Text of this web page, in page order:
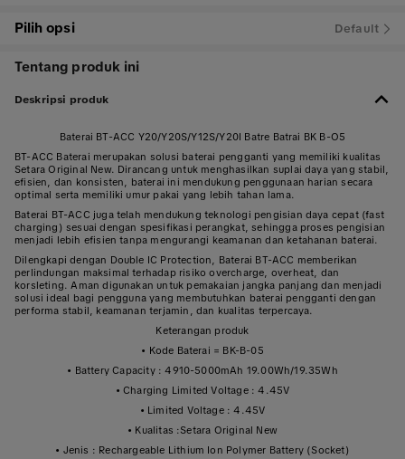
Pilih opsi Default
Tentang produk ini
Deskripsi produk
Baterai BT-ACC Y20/Y20S/Y12S/Y20I Batre Batrai BK B-O5
BT-ACC Baterai merupakan solusi baterai pengganti yang memiliki kualitas
Setara Original New. Dirancang untuk menghasilkan suplai daya yang stabil,
efisien, dan konsisten, baterai ini mendukung penggunaan harian secara
optimal serta memiliki umur pakai yang lebih tahan lama.
Baterai BT-ACC juga telah mendukung teknologi pengisian daya cepat (fast
charging) sesuai dengan spesifikasi perangkat, sehingga proses pengisian
menjadi lebih efisien tanpa mengurangi keamanan dan ketahanan baterai.
Dilengkapi dengan Double IC Protection, Baterai BT-ACC memberikan
perlindungan maksimal terhadap risiko overcharge, overheat, dan
korsleting. Aman digunakan untuk pemakaian jangka panjang dan menjadi
solusi ideal bagi pengguna yang membutuhkan baterai pengganti dengan
performa stabil, keamanan terjamin, dan kualitas terpercaya.
Keterangan produk
• Kode Baterai = BK-B-05
• Battery Capacity : 4910-5000mAh 19.00Wh/19.35Wh
• Charging Limited Voltage : 4.45V
• Limited Voltage : 4.45V
• Kualitas :Setara Original New
• Jenis : Rechargeable Lithium Ion Polymer Battery (Socket)